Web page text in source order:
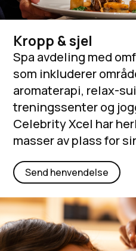
Kropp & sjel
Spa avdeling med
som inkluderer
aromaterapi, relax-
treningssenter og
Celebrity Xcel har
masser av plass for
Send henvendelse